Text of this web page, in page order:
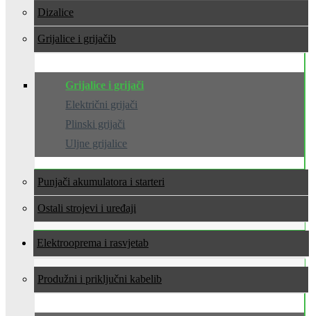
Dizalice
Grijalice i grijači
Grijalice i grijači
Električni grijači
Plinski grijači
Uljne grijalice
Punjači akumulatora i starteri
Ostali strojevi i uređaji
Elektrooprema i rasvjeta
Produžni i priključni kabeli